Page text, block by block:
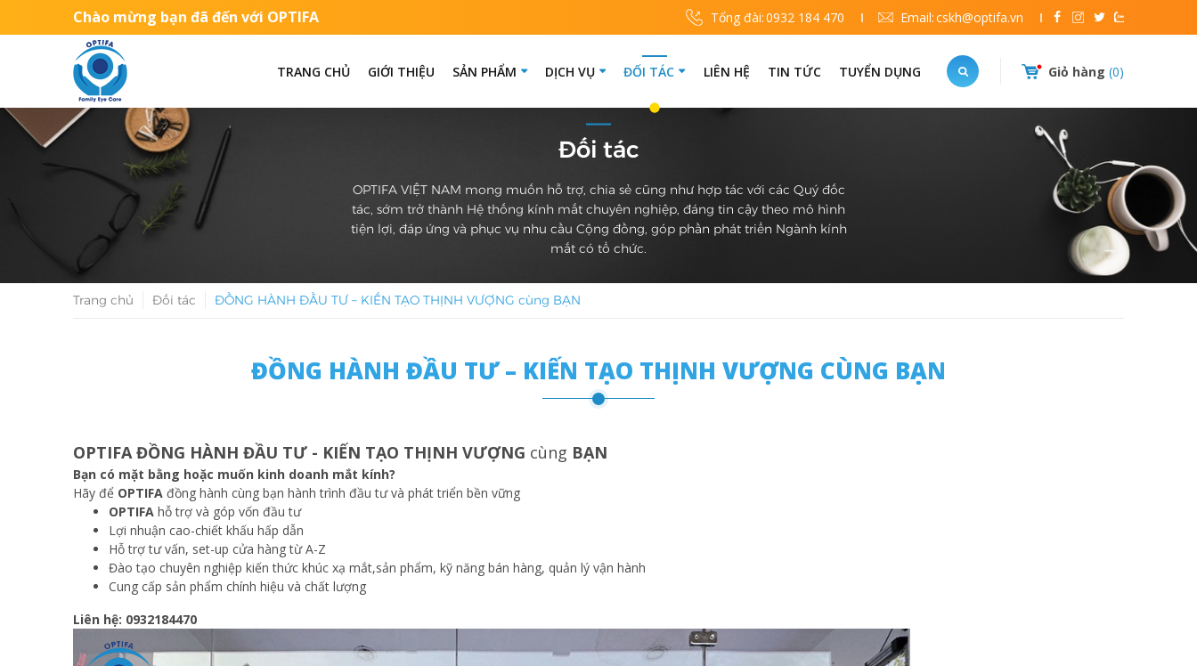
Chào mừng bạn đã đến với OPTIFA Tổng đài:0932 184 470 Email:cskh@optifa.vn
TRANG CHỦ GIỚI THIỆU SẢN PHẨM DỊCH VỤ ĐỐI TÁC LIÊN HỆ TIN TỨC TUYỂN DỤNG Giỏ hàng 0
Đối tác
OPTIFA VIỆT NAM mong muốn hỗ trợ, chia sẻ cũng như hợp tác với các Quý đốc
tác, sớm trở thành Hệ thống kính mắt chuyên nghiệp, đáng tin cậy theo mô hình
tiện lợi, đáp ứng và phục vụ nhu cầu Cộng đồng, góp phần phát triển Ngành kính
mắt có tổ chức.
Trang chủ Đối tác ĐỒNG HÀNH ĐẦU TƯ – KIẾN TẠO THỊNH VƯỢNG cùng BẠN
ĐỒNG HÀNH ĐẦU TƯ – KIẾN TẠO THỊNH VƯỢNG CÙNG BẠN
OPTIFA ĐỒNG HÀNH ĐẦU TƯ - KIẾN TẠO THỊNH VƯỢNG cùng BẠN
Bạn có mặt bằng hoặc muốn kinh doanh mắt kính?
Hãy để OPTIFA đồng hành cùng bạn hành trình đầu tư và phát triển bền vững
OPTIFA hỗ trợ và góp vốn đầu tư
Lợi nhuận cao-chiết khấu hấp dẫn
Hỗ trợ tư vấn, set-up cửa hàng từ A-Z
Đào tạo chuyên nghiệp kiến thức khúc xạ mắt,sản phẩm, kỹ năng bán hàng, quản lý vận hành
Cung cấp sản phẩm chính hiệu và chất lượng
Liên hệ: 0932184470